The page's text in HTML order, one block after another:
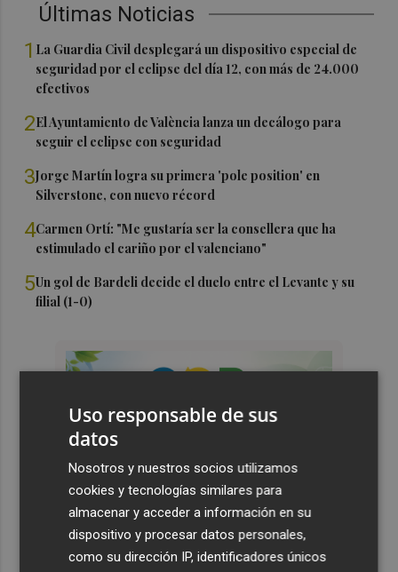
Últimas Noticias
1 La Guardia Civil desplegará un dispositivo especial de
seguridad por el eclipse del día 12, con más de 24.000
efectivos
2El Ayuntamiento de València lanza un decálogo para
seguir el eclipse con seguridad
3Jorge Martín logra su primera 'pole position' en
Silverstone, con nuevo récord
4Carmen Ortí: "Me gustaría ser la consellera que ha
estimulado el cariño por el valenciano"
5Un gol de Bardeli decide el duelo entre el Levante y su
filial (1-0)
Uso responsable de sus
datos
Nosotros y nuestros socios utilizamos
cookies y tecnologías similares para
almacenar y acceder a información en su
dispositivo y procesar datos personales,
como su dirección IP, identificadores únicos